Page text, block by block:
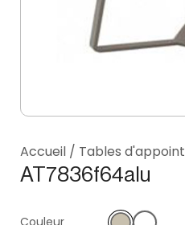
Accueil / Tables d'appoint
AT7836f64alu